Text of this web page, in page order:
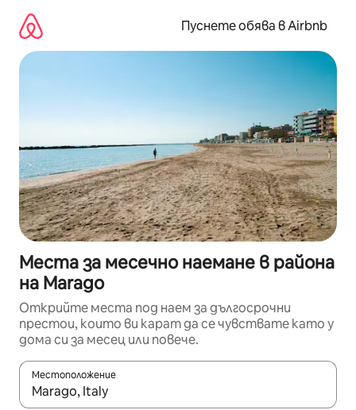
съдържанието
Пуснете обява в Airbnb
Места за месечно наемане в района
на Marago
Открийте места под наем за дългосрочни
престои, които ви карат да се чувствате като у
дома си за месец или повече.
Местоположение
Когато резултатите се покажат, използвайте